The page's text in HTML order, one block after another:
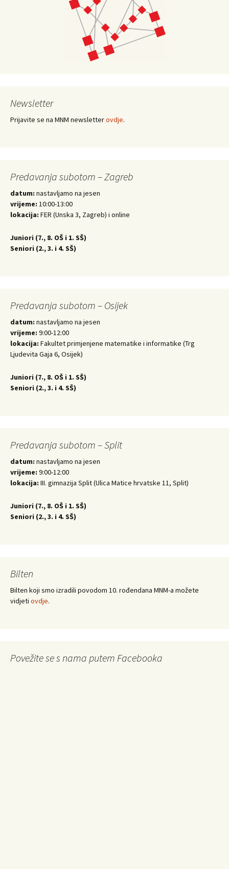
Newsletter
Prijavite se na MNM newsletterovdje.
Predavanja subotom – Zagreb
datum: nastavljamo na jesen
vrijeme: 10:00-13:00
lokacija: FER (Unska 3, Zagreb) i online
Juniori (7., 8. OŠ i 1. SŠ)
Seniori (2., 3. i 4. SŠ)
Predavanja subotom – Osijek
datum: nastavljamo na jesen
vrijeme: 9:00-12:00
lokacija: Fakultet primjenjene matematike i informatike (Trg
Ljudevita Gaja 6, Osijek)
Juniori (7., 8. OŠ i 1. SŠ)
Seniori (2., 3. i 4. SŠ)
Predavanja subotom – Split
datum: nastavljamo na jesen
vrijeme: 9:00-12:00
lokacija: III. gimnazija Split (Ulica Matice hrvatske 11, Split)
Juniori (7., 8. OŠ i 1. SŠ)
Seniori (2., 3. i 4. SŠ)
Bilten
Bilten koji smo izradili povodom 10. rođendana MNM-a možete
vidjeti ovdje.
Povežite se s nama putem Facebooka